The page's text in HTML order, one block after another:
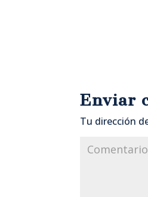
Enviar
Tu dirección